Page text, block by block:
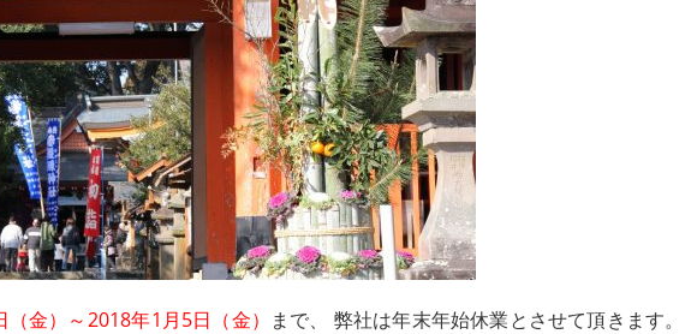
金）～2018年1月5日（金） まで、 弊社は年末年始休業とさせて頂きます。